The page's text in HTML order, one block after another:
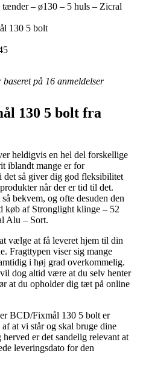
– ø130 – 5 huls – Zicral
130 5 bolt
baseret på 16 anmeldelser
130 5 bolt fra
heldigvis en hel del forskellige
iblandt mange er for
så giver dig god fleksibilitet
når der er tid til det.
bekvem, og ofte desuden den
køb af Stronglight klinge – 52
Alu – Sort.
vælge at få leveret hjem til din
Fragttypen viser sig mange
i høj grad overkommelig.
dog altid være at du selv henter
at du opholder dig tæt på online
BCD/Fixmål 130 5 bolt er
at vi står og skal bruge dine
er det sandelig relevant at
leveringsdato for den